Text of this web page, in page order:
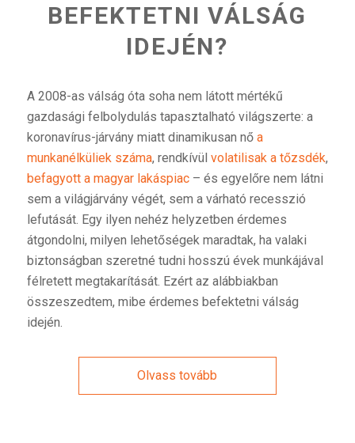
BEFEKTETNI VÁLSÁG
IDEJÉN?
A 2008-as válság óta soha nem látott mértékű
gazdasági felbolydulás tapasztalható világszerte: a
koronavírus-járvány miatt dinamikusan nő a
munkanélküliek száma, rendkívül volatilisak a tőzsdék,
befagyott a magyar lakáspiac– és egyelőre nem látni
sem a világjárvány végét, sem a várható recesszió
lefutását. Egy ilyen nehéz helyzetben érdemes
átgondolni, milyen lehetőségek maradtak, ha valaki
biztonságban szeretné tudni hosszú évek munkájával
félretett megtakarítását. Ezért az alábbiakban
összeszedtem, mibe érdemes befektetni válság
idején.
Olvass tovább